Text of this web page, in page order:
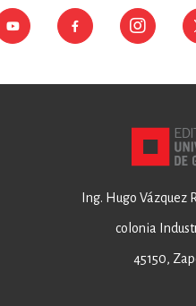
Ing. Hugo Vázquez
colonia
45150,